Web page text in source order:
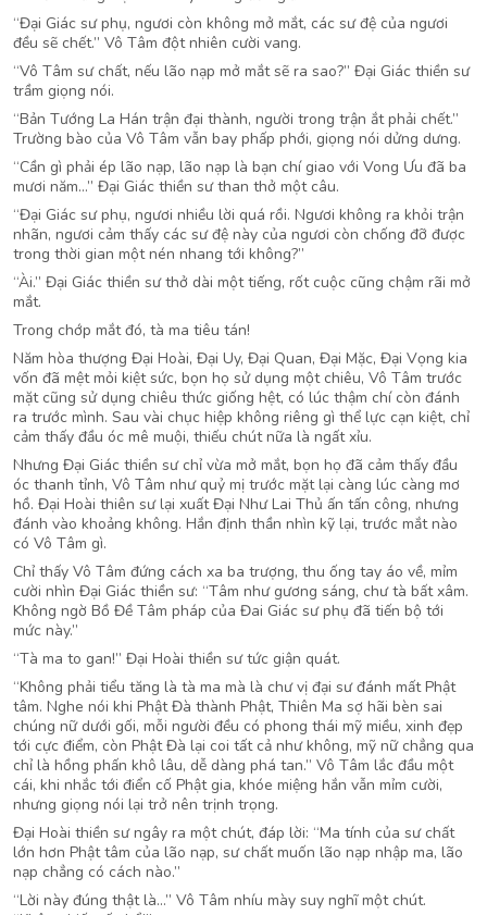
“Đại Giác sư phụ, ngươi còn không mở mắt, các sư đệ của ngươi
đều sẽ chết.” Vô Tâm đột nhiên cười vang.
“Vô Tâm sư chất, nếu lão nạp mở mắt sẽ ra sao?” Đại Giác thiền sư
trầm giọng nói.
“Bản Tướng La Hán trận đại thành, người trong trận ắt phải chết.”
Trường bào của Vô Tâm vẫn bay phấp phới, giọng nói dửng dưng.
“Cần gì phải ép lão nạp, lão nạp là bạn chí giao với Vong Ưu đã ba
mươi năm…” Đại Giác thiền sư than thở một câu.
“Đại Giác sư phụ, ngươi nhiều lời quá rồi. Ngươi không ra khỏi trận
nhãn, ngươi cảm thấy các sư đệ này của ngươi còn chống đỡ được
trong thời gian một nén nhang tới không?”
“Ài.” Đại Giác thiền sư thở dài một tiếng, rốt cuộc cũng chậm rãi mở
mắt.
Trong chớp mắt đó, tà ma tiêu tán!
Năm hòa thượng Đại Hoài, Đại Uy, Đại Quan, Đại Mặc, Đại Vọng kia
vốn đã mệt mỏi kiệt sức, bọn họ sử dụng một chiêu, Vô Tâm trước
mặt cũng sử dụng chiêu thức giống hệt, có lúc thậm chí còn đánh
ra trước mình. Sau vài chục hiệp không riêng gì thể lực cạn kiệt, chỉ
cảm thấy đầu óc mê muội, thiếu chút nữa là ngất xỉu.
Nhưng Đại Giác thiền sư chỉ vừa mở mắt, bọn họ đã cảm thấy đầu
óc thanh tỉnh, Vô Tâm như quỷ mị trước mặt lại càng lúc càng mơ
hồ. Đại Hoài thiên sư lại xuất Đại Như Lai Thủ ấn tấn công, nhưng
đánh vào khoảng không. Hắn định thần nhìn kỹ lại, trước mắt nào
có Vô Tâm gì.
Chỉ thấy Vô Tâm đứng cách xa ba trượng, thu ống tay áo về, mỉm
cười nhìn Đại Giác thiền sư: “Tâm như gương sáng, chư tà bất xâm.
Không ngờ Bồ Đề Tâm pháp của Đai Giác sư phụ đã tiến bộ tới
mức này.”
“Tà ma to gan!” Đại Hoài thiền sư tức giận quát.
“Không phải tiểu tăng là tà ma mà là chư vị đại sư đánh mất Phật
tâm. Nghe nói khi Phật Đà thành Phật, Thiên Ma sợ hãi bèn sai
chúng nữ dưới gối, mỗi người đều có phong thái mỹ miều, xinh đẹp
tới cực điểm, còn Phật Đà lại coi tất cả như không, mỹ nữ chẳng qua
chỉ là hồng phấn khô lâu, dễ dàng phá tan.” Vô Tâm lắc đầu một
cái, khi nhắc tới điển cố Phật gia, khóe miệng hắn vẫn mỉm cười,
nhưng giọng nói lại trở nên trịnh trọng.
Đại Hoài thiền sư ngây ra một chút, đáp lời: “Ma tính của sư chất
lớn hơn Phật tâm của lão nạp, sư chất muốn lão nạp nhập ma, lão
nạp chẳng có cách nào.”
“Lời này đúng thật là…” Vô Tâm nhíu mày suy nghĩ một chút.